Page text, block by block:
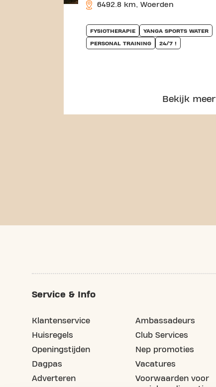
6492.8 km, Woerden
FYSIOTHERAPIE YANGA SPORTS WATER
PERSONAL TRAINING 24/7 !
Bekijk meer
Service & Info
Klantenservice
Huisregels
Openingstijden
Dagpas
Adverteren
Ambassadeurs
Club Services
Nep promoties
Vacatures
Voorwaarden voor